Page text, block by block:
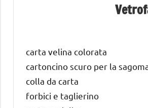
carta velina colorata
cartoncino scuro per la
colla da carta
forbici e taglierino